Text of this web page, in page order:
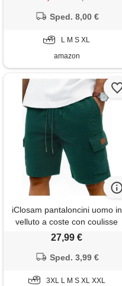
regular)
Sped. 8,00 €
L M S XL
amazon
iClosam pantaloncini uomo in
velluto a coste con coulisse
27,99 €
Sped. 3,99 €
3XL L M S XL XXL